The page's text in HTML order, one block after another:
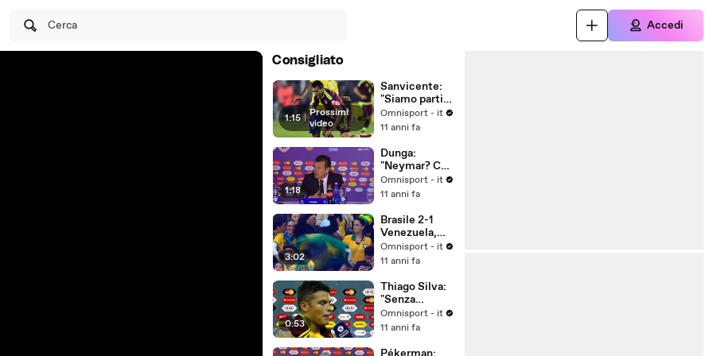
Cerca Accedi
Consigliato
1:15 | Prossimi
video
Sanvicente:
"Siamo partiti
male"
Omnisport - it
11 anni fa
1:18
Dunga:
"Neymar? Ce
ne faremo una
ragione"
Omnisport - it
11 anni fa
3:02
Brasile 2-1
Venezuela,
gruppo C
Omnisport - it
11 anni fa
0:53
Thiago Silva:
"Senza
Neymar
decisivo il
Omnisport - it
11 anni fa